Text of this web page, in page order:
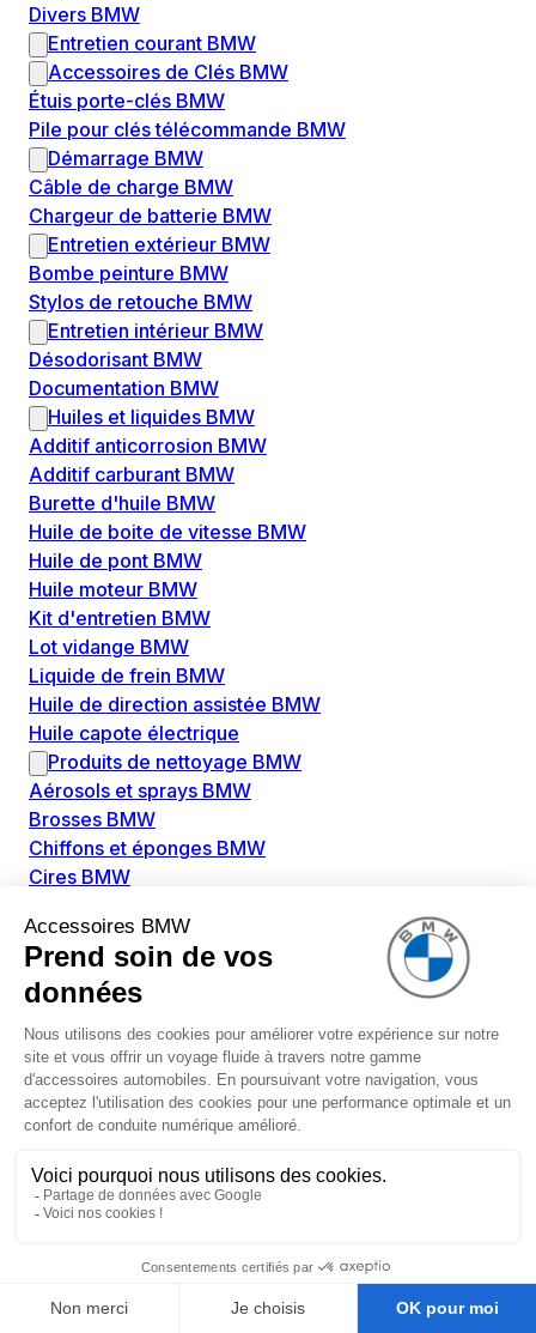
Divers BMW
Entretien courant BMW
Accessoires de Clés BMW
Étuis porte-clés BMW
Pile pour clés télécommande BMW
Démarrage BMW
Câble de charge BMW
Chargeur de batterie BMW
Entretien extérieur BMW
Bombe peinture BMW
Stylos de retouche BMW
Entretien intérieur BMW
Désodorisant BMW
Documentation BMW
Huiles et liquides BMW
Additif anticorrosion BMW
Additif carburant BMW
Burette d'huile BMW
Huile de boite de vitesse BMW
Huile de pont BMW
Huile moteur BMW
Kit d'entretien BMW
Lot vidange BMW
Liquide de frein BMW
Huile de direction assistée BMW
Huile capote électrique
Produits de nettoyage BMW
Aérosols et sprays BMW
Brosses BMW
Chiffons et éponges BMW
Cires BMW
Dégivrant et gratte-vitre BMW
Détachants BMW
Disolvants BMW
Nettoyant intérieur BMW
Nettoyant extérieur BMW
Pièces détachées BMW
Alimentation Carburant BMW
Boitier papillon BMW
Faisceau de câble pour réservoir avec pompe
d'aspiration BMW
Pompe à carburant BMW
Pompe diesel BMW